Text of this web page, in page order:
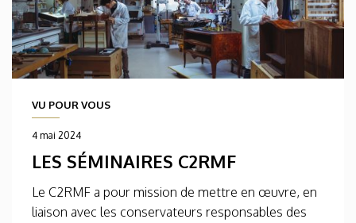
VU POUR VOUS
4 mai 2024
LES SÉMINAIRES C2RMF
Le C2RMF a pour mission de mettre en œuvre, en
liaison avec les conservateurs responsables des